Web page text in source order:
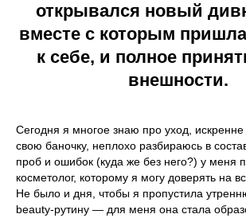
открывался новый
вместе с которым
к себе, и полное
внешности.
Сегодня я многое знаю про уход,
свою баночку, неплохо разбираюсь в
проб и ошибок (куда же без него?) у меня
косметолог, которому я могу доверять на
Не было и дня, чтобы я пропустила
beauty-рутину — для меня она стала